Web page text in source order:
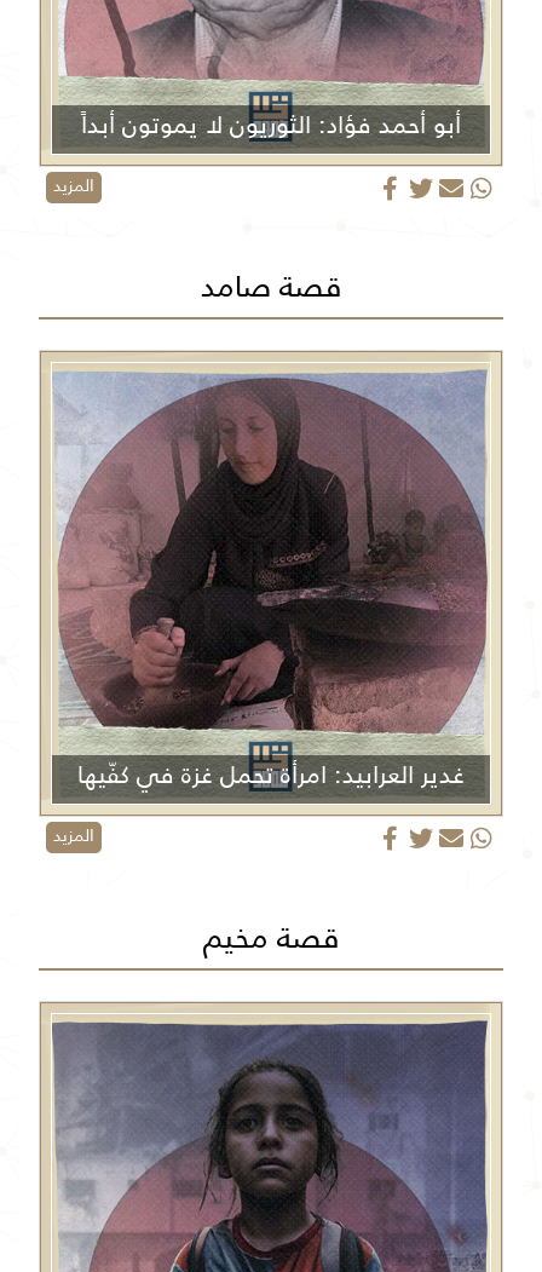
أبو أحمد فؤاد: الثوريون لا يموتون أبداً
المزيد
قصة صامد
غدير العرابيد: امرأة تحمل غزة في كفّيها
المزيد
قصة مخيم